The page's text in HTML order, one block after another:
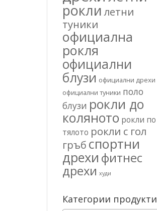
рокли летни
туники
официална
рокля
официални
блузи официални дрехи
официални туники поло
блузи рокли до
коляното рокли по
тялото рокли с гол
гръб спортни
дрехи фитнес
дрехи худи
Категории продукти